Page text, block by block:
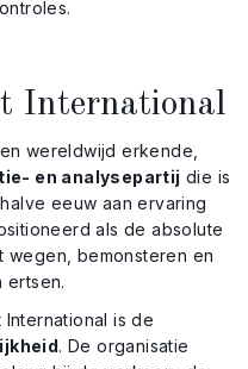
International
wereldwijd erkende,
en analysepartij die is
eeuw aan ervaring
als de absolute
bemonsteren en
ertsen.
is de
. De organisatie